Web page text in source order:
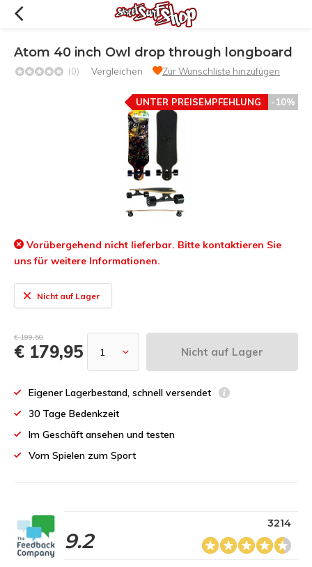
Atom 40 inch Owl drop through longboard
(0) Vergleichen Zur Wunschliste hinzufügen
-10%
UNTER PREISEMPFEHLUNG
Vorübergehend nicht lieferbar. Bitte kontaktieren Sie
uns für weitere Informationen.
Nicht auf Lager
€ 199,50
€ 179,95 Nicht auf Lager
Eigener Lagerbestand, schnell versendet
30 Tage Bedenkzeit
Im Geschäft ansehen und testen
Vom Spielen zum Sport
9.2
3214